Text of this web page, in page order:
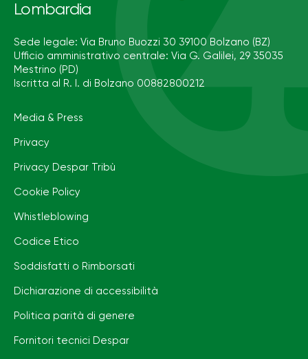
Lombardia
Sede legale: Via Bruno Buozzi 30 39100 Bolzano (BZ)
Ufficio amministrativo centrale: Via G. Galilei, 29 35035
Mestrino (PD)
Iscritta al R. I. di Bolzano 00882800212
Media & Press
Privacy
Privacy Despar Tribù
Cookie Policy
Whistleblowing
Codice Etico
Soddisfatti o Rimborsati
Dichiarazione di accessibilità
Politica parità di genere
Fornitori tecnici Despar